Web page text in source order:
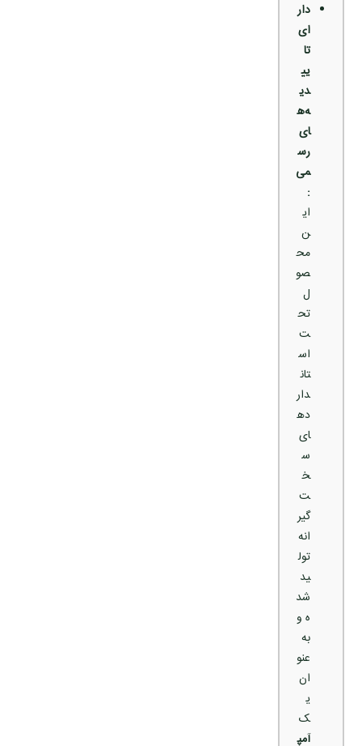
دار
ای
تا
یی
دی
ه‌ه
ای
رس
می
:
ای
ن
مح
صو
ل
تح
ت
اس
تان
دار
ده
ای
س
خ
ت‌
گیر
انه
تول
ید
شد
ه و
به
عنو
ان
ی
ک
آمپ